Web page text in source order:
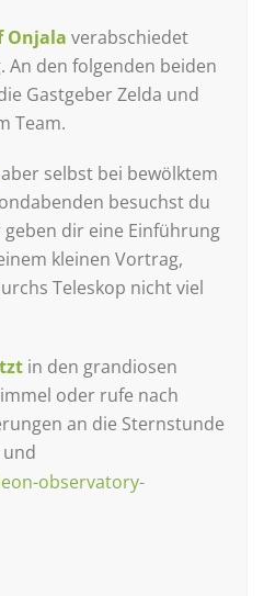
Onjala verabschiedet
An den folgenden beiden
Gastgeber Zelda und
Team.
aber selbst bei bewölktem
besuchst du
dir eine Einführung
kleinen Vortrag,
Teleskop nicht viel
in den grandiosen
oder rufe nach
an die Sternstunde
observatory-